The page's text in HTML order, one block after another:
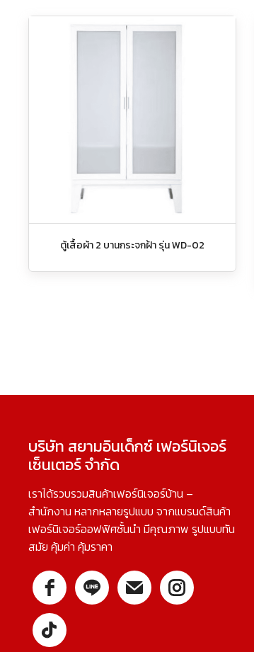
ตู้เสื้อผ้า 2 บานกระจกฝ้า รุ่น WD-02
บริษัท สยามอินเด็กซ์ เฟอร์นิเจอร์
เซ็นเตอร์ จำกัด
เราได้รวบรวมสินค้าเฟอร์นิเจอร์บ้าน –
สำนักงาน หลากหลายรูปแบบ จากแบรนด์สินค้า
เฟอร์นิเจอร์ออฟฟิศชั้นนำ มีคุณภาพ รูปแบบทัน
สมัย คุ้มค่า คุ้มราคา